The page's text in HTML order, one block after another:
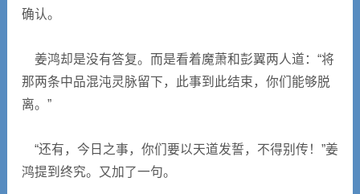
确认。
姜鸿却是没有答复。而是看着魔萧和彭翼两人道：“将
那两条中品混沌灵脉留下，此事到此结束，你们能够脱
离。”
“还有，今日之事，你们要以天道发誓，不得别传！”姜
鸿提到终究。又加了一句。